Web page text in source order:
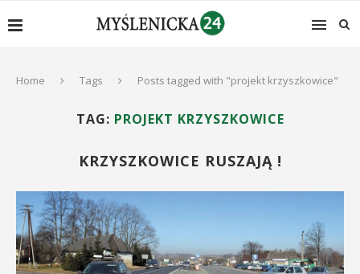
Home Tags Posts tagged with "projekt krzyszkowice"
TAG: PROJEKT KRZYSZKOWICE
KRZYSZKOWICE RUSZAJĄ !